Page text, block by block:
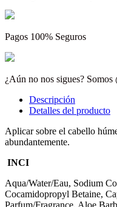
Pagos 100% Seguros
¿Aún no nos sigues? Somos
Descripción
Detalles del producto
Aplicar sobre el cabello
abundantemente.
INCI
Aqua/Water/Eau, Sodium
Cocamidopropyl Betaine,
Parfum/Fragrance, Aloe